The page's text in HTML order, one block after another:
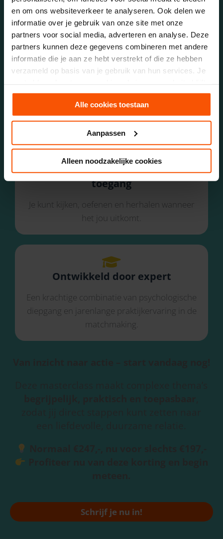
en om ons websiteverkeer te analyseren. Ook delen we
informatie over je gebruik van onze site met onze
partners voor social media, adverteren en analyse. Deze
partners kunnen deze gegevens combineren met andere
informatie die je aan ze hebt verstrekt of die ze hebben
verzameld op basis van je gebruik van hun services. Je
gebruiken.
Alle cookies toestaan
Aanpassen
Alleen noodzakelijke cookies
Direct toepasbare technieken voor zelfinzicht
en verbinding.
Handige tips & ideeën
Leren in je eigen tempo – 1 jaar
toegang
Je kunt kijken, oefenen en herhalen wanneer
het jou uitkomt.
Ontwikkeld door expert
Een krachtige combinatie van psychologische
diepgang en jarenlange praktijkervaring in de
matchmaking.
Schrijf je nu in!